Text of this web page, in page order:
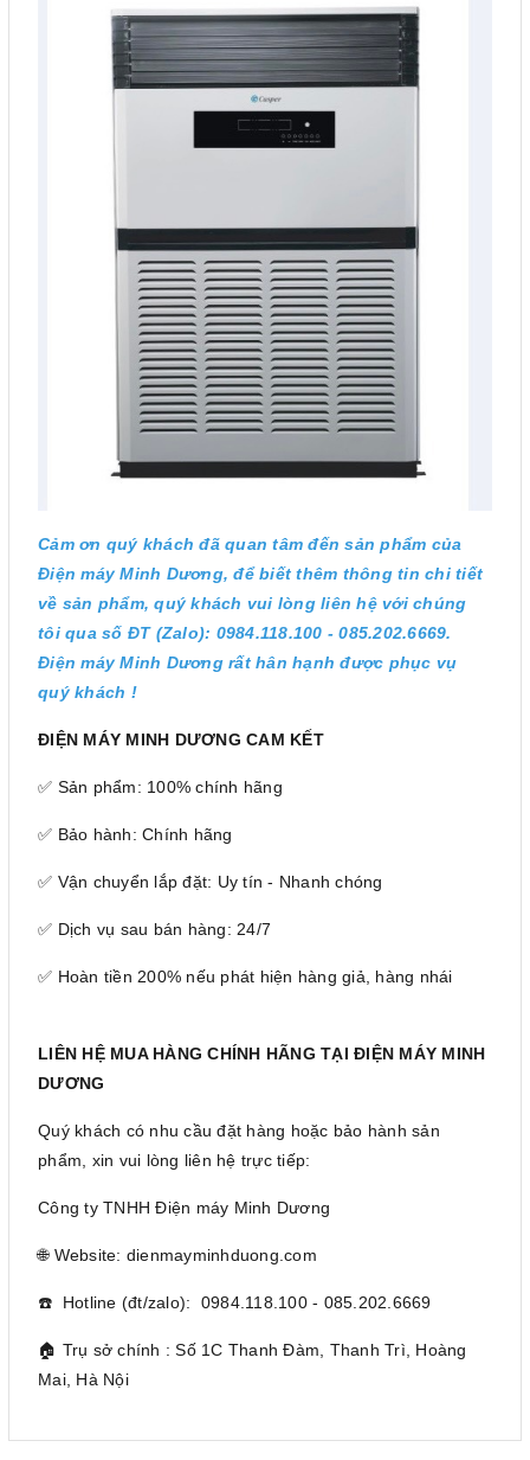
Cảm ơn quý khách đã quan tâm đến sản phẩm của
Điện máy Minh Dương, để biết thêm thông tin chi tiết
về sản phẩm, quý khách vui lòng liên hệ với chúng
tôi qua số ĐT (Zalo): 0984.118.100 - 085.202.6669.
Điện máy Minh Dương rất hân hạnh được phục vụ
quý khách !
ĐIỆN MÁY MINH DƯƠNG CAM KẾT
✅ Sản phẩm: 100% chính hãng
✅ Bảo hành: Chính hãng
✅ Vận chuyển lắp đặt: Uy tín - Nhanh chóng
✅ Dịch vụ sau bán hàng: 24/7
✅ Hoàn tiền 200% nếu phát hiện hàng giả, hàng nhái
LIÊN HỆ MUA HÀNG CHÍNH HÃNG TẠI ĐIỆN MÁY MINH
DƯƠNG
Quý khách có nhu cầu đặt hàng hoặc bảo hành sản
phẩm, xin vui lòng liên hệ trực tiếp:
Công ty TNHH Điện máy Minh Dương
🌐 Website: dienmayminhduong.com
☎️ Hotline (đt/zalo): 0984.118.100 - 085.202.6669
🏠 Trụ sở chính : Số 1C Thanh Đàm, Thanh Trì, Hoàng
Mai, Hà Nội